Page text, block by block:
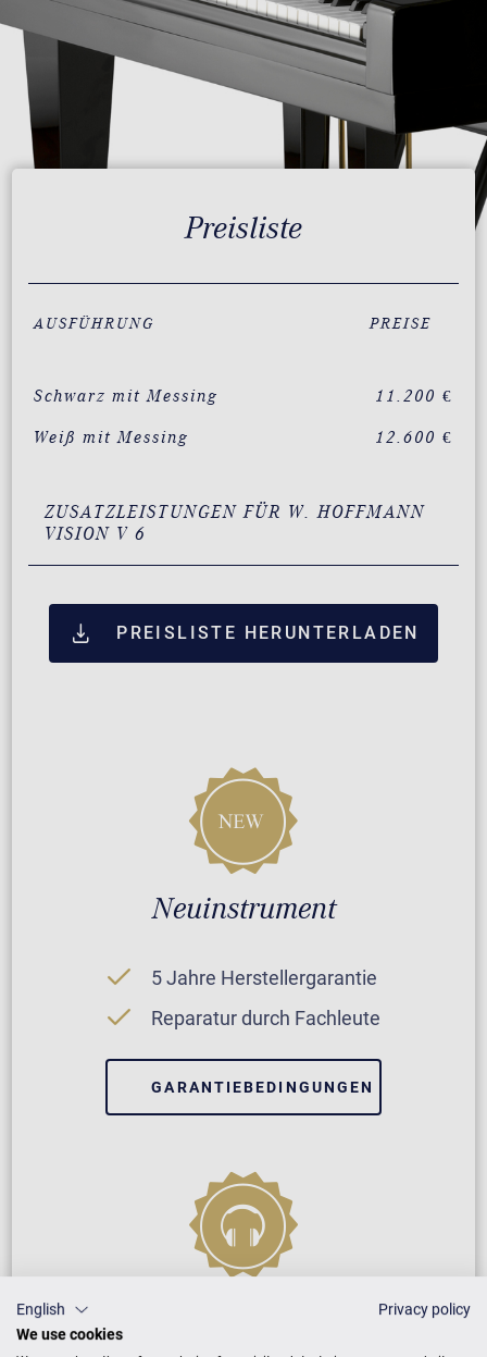
Preisliste
AUSFÜHRUNG PREISE
Schwarz mit Messing 11.200 €
Weiß mit Messing 12.600 €
ZUSATZLEISTUNGEN FÜR W. HOFFMANN
VISION V 6
PREISLISTE HERUNTERLADEN
Neuinstrument
5 Jahre Herstellergarantie
Reparatur durch Fachleute
GARANTIEBEDINGUNGEN
English
Privacy policy
We use cookies